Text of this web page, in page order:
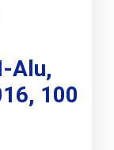
Alu,
100